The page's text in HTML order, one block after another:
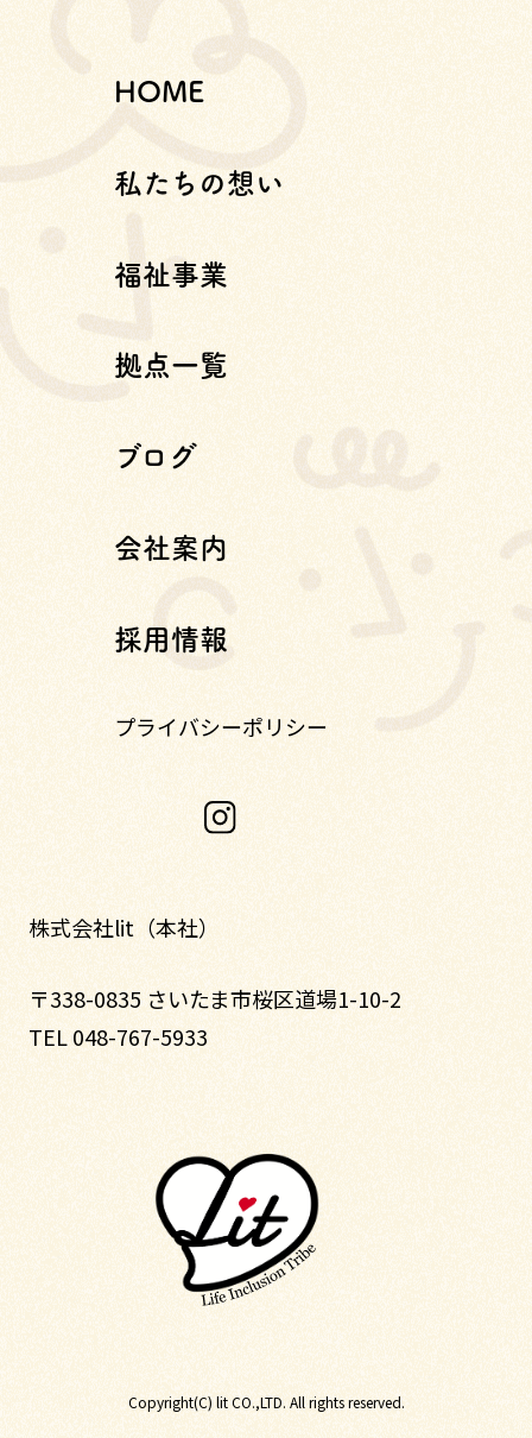
HOME
私たちの想い
福祉事業
拠点一覧
ブログ
会社案内
採用情報
プライバシーポリシー
株式会社lit（本社）
〒338-0835 さいたま市桜区道場1-10-2
TEL 048-767-5933
Copyright(C) lit CO.,LTD. All rights reserved.